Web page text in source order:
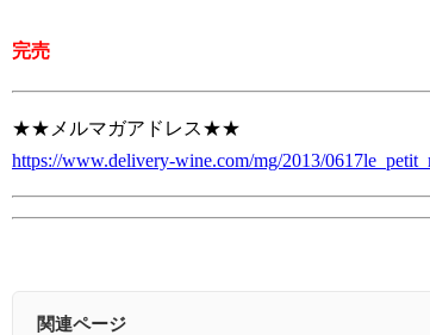
完売
★★メルマガアドレス★★
https://www.delivery-wine.com/mg/2013/
関連ページ